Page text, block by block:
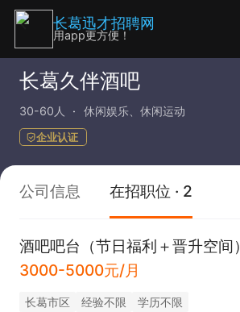
长葛久伴酒吧
30-60人 休闲娱乐、休闲运动
企业认证
公司信息 在招职位 · 2
酒吧吧台（节日福利＋晋升空间）
3000-5000元/月
长葛市区 经验不限 学历不限
长葛迅才招聘网
用app更方便！